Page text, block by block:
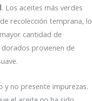
. Los aceites más verdes
recolección temprana, lo
cantidad de
provienen de
y no presente impurezas.